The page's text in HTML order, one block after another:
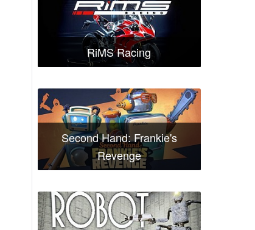
RiMS Racing
Second Hand: Frankie's
Revenge